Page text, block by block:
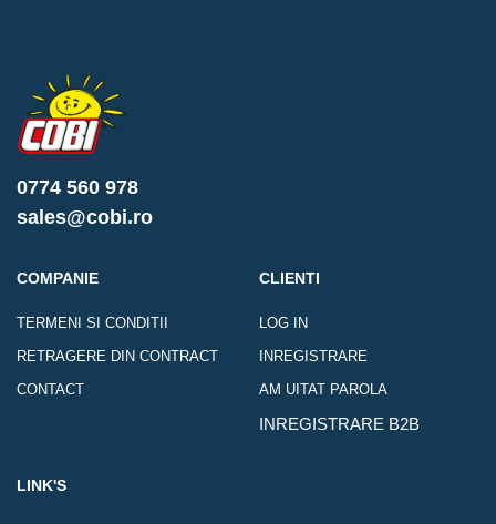
0774 560 978
sales@cobi.ro
COMPANIE
TERMENI SI CONDITII
RETRAGERE DIN CONTRACT
CONTACT
CLIENTI
LOG IN
INREGISTRARE
AM UITAT PAROLA
INREGISTRARE B2B
LINK'S